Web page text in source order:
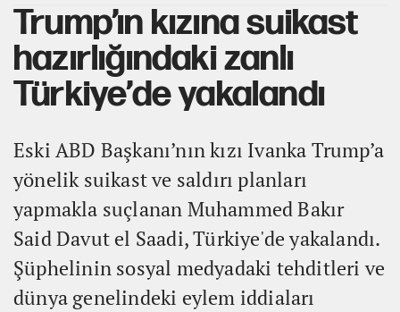
Trump’ın kızına suikast
hazırlığındaki zanlı
Türkiye’de yakalandı
Eski ABD Başkanı’nın kızı Ivanka Trump’a
yönelik suikast ve saldırı planları
yapmakla suçlanan Muhammed Bakır
Said Davut el Saadi, Türkiye'de yakalandı.
Şüphelinin sosyal medyadaki tehditleri ve
dünya genelindeki eylem iddiaları